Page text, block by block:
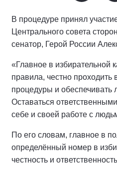
В процедуре принял
Центрального совета
сенатор, Герой России
«Главное в избирательной
правила, честно
процедуры и обеспечивать
Оставаться
себе и своей работе с
По его словам, главное в
определённый номер в
честность и